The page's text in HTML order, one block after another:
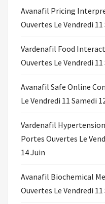
Avanafil Pricing
Ouvertes Le Vendredi
Vardenafil Food
Ouvertes Le Vendredi
Avanafil Safe Online
Le Vendredi 11 Samedi
Vardenafil
Portes Ouvertes Le
14 Juin
Avanafil Biochemical
Ouvertes Le Vendredi